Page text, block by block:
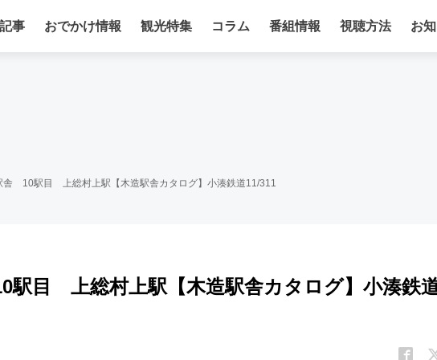
事 おでかけ情報 観光特集 コラム 番組情報 視聴方法 お
舎 10駅目 上総村上駅【木造駅舎カタログ】小湊鉄道11/311
駅目 上総村上駅【木造駅舎カタログ】小湊鉄